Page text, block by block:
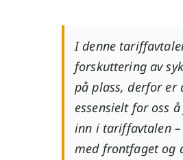
I denne
forskuttering av
på plass, derfor er
essensielt for oss
inn i tariffavtalen
med frontfaget og